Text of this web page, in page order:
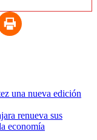
una nueva edición
renueva sus
economía